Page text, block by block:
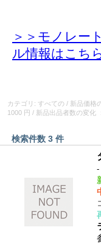
＞＞モノレー
ル情報はこち
カテゴリ: すべての / 新品価格
1000 円
/ 新品出品者数の変化
検索件数 3 件
-